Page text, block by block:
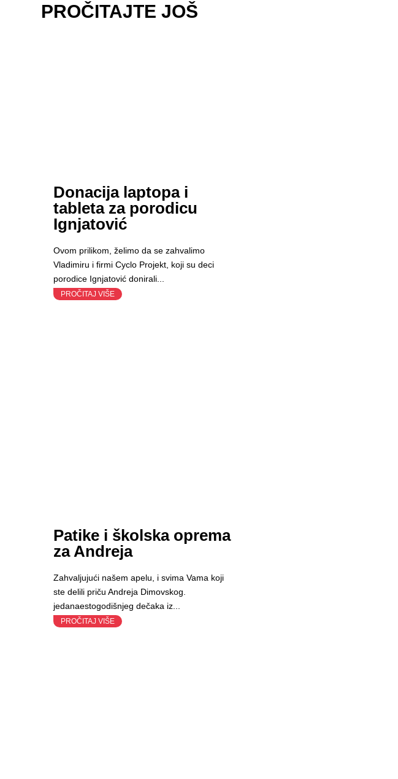
PROČITAJTE JOŠ
Donacija laptopa i
tableta za porodicu
Ignjatović
Ovom prilikom, želimo da se zahvalimo
Vladimiru i firmi Cyclo Projekt, koji su deci
porodice Ignjatović donirali...
PROČITAJ VIŠE
Patike i školska oprema
za Andreja
Zahvaljujući našem apelu, i svima Vama koji
ste delili priču Andreja Dimovskog.
jedanaestogodišnjeg dečaka iz...
PROČITAJ VIŠE